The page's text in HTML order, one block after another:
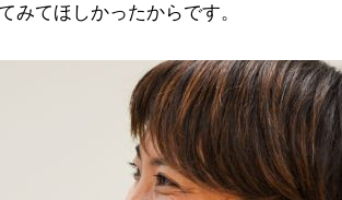
みてほしかったからです。